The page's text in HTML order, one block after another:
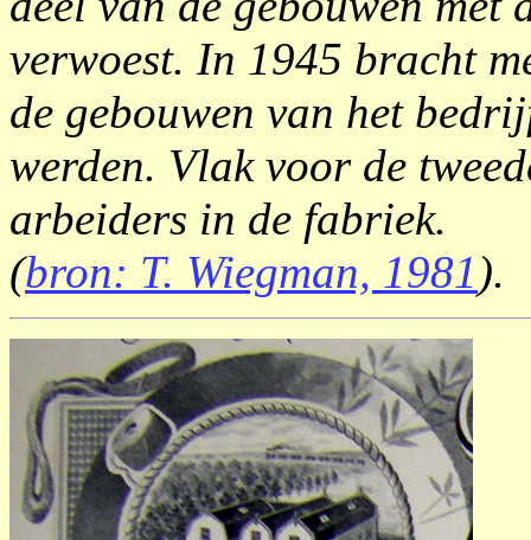
verwoest. In 1945 bracht
de gebouwen van het
werden. Vlak voor de
arbeiders in de fabriek.
(bron: T. Wiegman, 1981 ).